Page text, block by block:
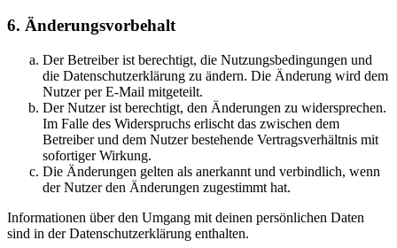
6. Änderungsvorbehalt
Der Betreiber ist berechtigt, die Nutzungsbedingungen und
die Datenschutzerklärung zu ändern. Die Änderung wird dem
Nutzer per E-Mail mitgeteilt.
Der Nutzer ist berechtigt, den Änderungen zu widersprechen.
Im Falle des Widerspruchs erlischt das zwischen dem
Betreiber und dem Nutzer bestehende Vertragsverhältnis mit
sofortiger Wirkung.
Die Änderungen gelten als anerkannt und verbindlich, wenn
der Nutzer den Änderungen zugestimmt hat.
Informationen über den Umgang mit deinen persönlichen Daten
sind in der Datenschutzerklärung enthalten.